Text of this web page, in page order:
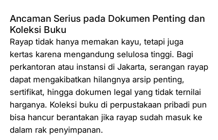
Ancaman Serius pada Dokumen Penting dan
Koleksi Buku
Rayap tidak hanya memakan kayu, tetapi juga
kertas karena mengandung selulosa tinggi. Bagi
perkantoran atau instansi di Jakarta, serangan rayap
dapat mengakibatkan hilangnya arsip penting,
sertifikat, hingga dokumen legal yang tidak ternilai
harganya. Koleksi buku di perpustakaan pribadi pun
bisa hancur berantakan jika rayap sudah masuk ke
dalam rak penyimpanan.